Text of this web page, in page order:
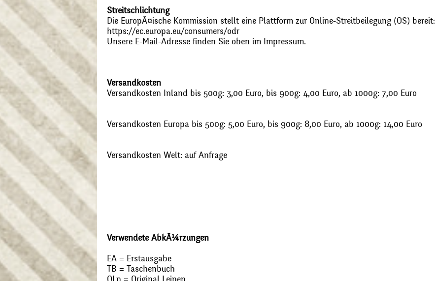
Streitschlichtung
Die EuropÃ¤ische Kommission stellt eine Plattform zur Online-Streitbeilegung (OS) bereit:
https://ec.europa.eu/consumers/odr
Unsere E-Mail-Adresse finden Sie oben im Impressum.
Versandkosten
Versandkosten Inland bis 500g: 3,00 Euro, bis 900g: 4,00 Euro, ab 1000g: 7,00 Euro
Versandkosten Europa bis 500g: 5,00 Euro, bis 900g: 8,00 Euro, ab 1000g: 14,00 Euro
Versandkosten Welt: auf Anfrage
Verwendete AbkÃ¼rzungen
EA = Erstausgabe
TB = Taschenbuch